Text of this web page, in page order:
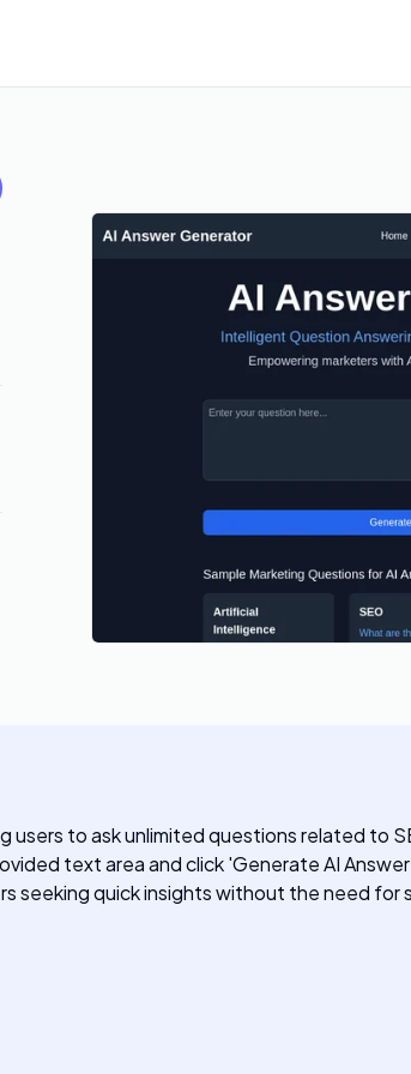
to ask unlimited questions related to
text area and click 'Generate AI
seeking quick insights without the need for